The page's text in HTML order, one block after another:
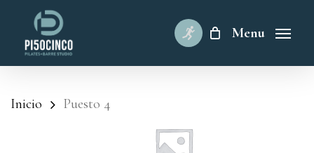
content
Menu
Inicio Puesto 4